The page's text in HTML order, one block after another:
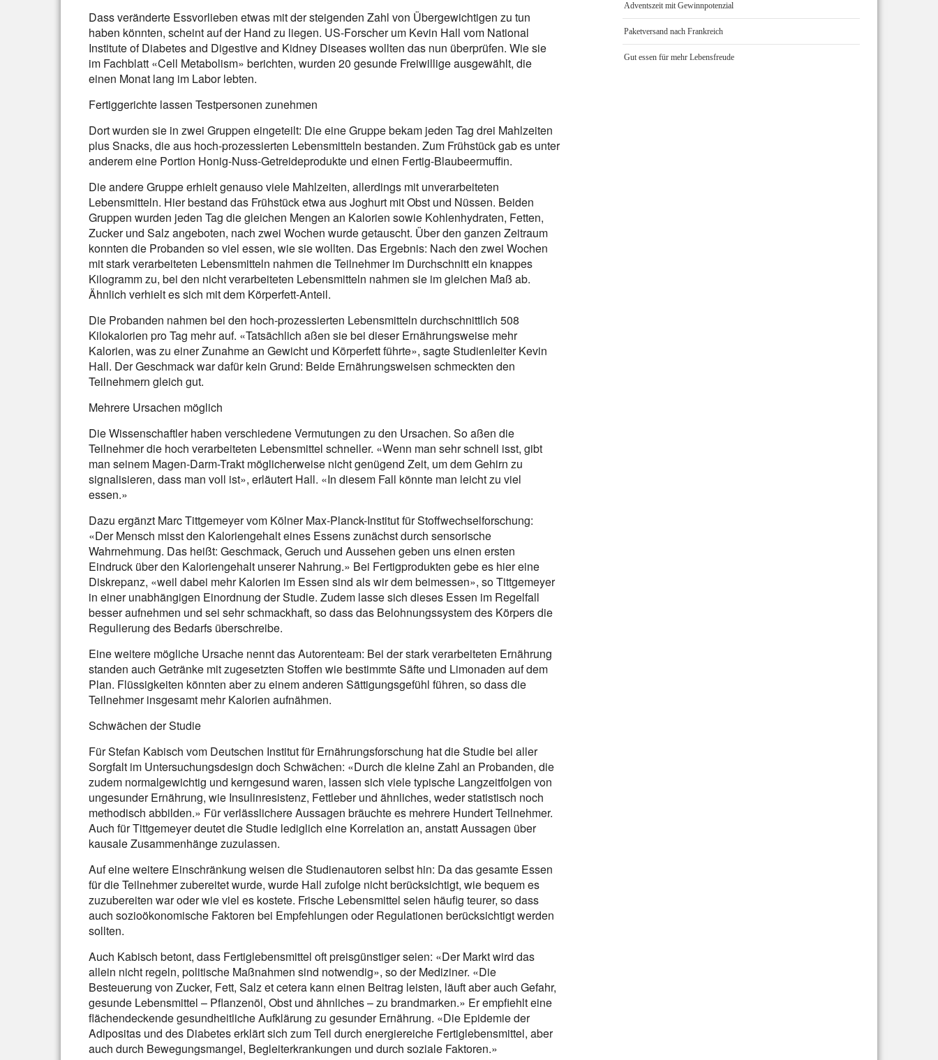
Dass veränderte Essvorlieben etwas mit der steigenden Zahl von Übergewichtigen zu tun
haben könnten, scheint auf der Hand zu liegen. US-Forscher um Kevin Hall vom National
Institute of Diabetes and Digestive and Kidney Diseases wollten das nun überprüfen. Wie sie
im Fachblatt «Cell Metabolism» berichten, wurden 20 gesunde Freiwillige ausgewählt, die
einen Monat lang im Labor lebten.
Fertiggerichte lassen Testpersonen zunehmen
Dort wurden sie in zwei Gruppen eingeteilt: Die eine Gruppe bekam jeden Tag drei Mahlzeiten
plus Snacks, die aus hoch-prozessierten Lebensmitteln bestanden. Zum Frühstück gab es unter
anderem eine Portion Honig-Nuss-Getreideprodukte und einen Fertig-Blaubeermuffin.
Die andere Gruppe erhielt genauso viele Mahlzeiten, allerdings mit unverarbeiteten
Lebensmitteln. Hier bestand das Frühstück etwa aus Joghurt mit Obst und Nüssen. Beiden
Gruppen wurden jeden Tag die gleichen Mengen an Kalorien sowie Kohlenhydraten, Fetten,
Zucker und Salz angeboten, nach zwei Wochen wurde getauscht. Über den ganzen Zeitraum
konnten die Probanden so viel essen, wie sie wollten. Das Ergebnis: Nach den zwei Wochen
mit stark verarbeiteten Lebensmitteln nahmen die Teilnehmer im Durchschnitt ein knappes
Kilogramm zu, bei den nicht verarbeiteten Lebensmitteln nahmen sie im gleichen Maß ab.
Ähnlich verhielt es sich mit dem Körperfett-Anteil.
Die Probanden nahmen bei den hoch-prozessierten Lebensmitteln durchschnittlich 508
Kilokalorien pro Tag mehr auf. «Tatsächlich aßen sie bei dieser Ernährungsweise mehr
Kalorien, was zu einer Zunahme an Gewicht und Körperfett führte», sagte Studienleiter Kevin
Hall. Der Geschmack war dafür kein Grund: Beide Ernährungsweisen schmeckten den
Teilnehmern gleich gut.
Mehrere Ursachen möglich
Die Wissenschaftler haben verschiedene Vermutungen zu den Ursachen. So aßen die
Teilnehmer die hoch verarbeiteten Lebensmittel schneller. «Wenn man sehr schnell isst, gibt
man seinem Magen-Darm-Trakt möglicherweise nicht genügend Zeit, um dem Gehirn zu
signalisieren, dass man voll ist», erläutert Hall. «In diesem Fall könnte man leicht zu viel
essen.»
Dazu ergänzt Marc Tittgemeyer vom Kölner Max-Planck-Institut für Stoffwechselforschung:
«Der Mensch misst den Kaloriengehalt eines Essens zunächst durch sensorische
Wahrnehmung. Das heißt: Geschmack, Geruch und Aussehen geben uns einen ersten
Eindruck über den Kaloriengehalt unserer Nahrung.» Bei Fertigprodukten gebe es hier eine
Diskrepanz, «weil dabei mehr Kalorien im Essen sind als wir dem beimessen», so Tittgemeyer
in einer unabhängigen Einordnung der Studie. Zudem lasse sich dieses Essen im Regelfall
besser aufnehmen und sei sehr schmackhaft, so dass das Belohnungssystem des Körpers die
Regulierung des Bedarfs überschreibe.
Eine weitere mögliche Ursache nennt das Autorenteam: Bei der stark verarbeiteten Ernährung
standen auch Getränke mit zugesetzten Stoffen wie bestimmte Säfte und Limonaden auf dem
Plan. Flüssigkeiten könnten aber zu einem anderen Sättigungsgefühl führen, so dass die
Teilnehmer insgesamt mehr Kalorien aufnähmen.
Schwächen der Studie
Für Stefan Kabisch vom Deutschen Institut für Ernährungsforschung hat die Studie bei aller
Sorgfalt im Untersuchungsdesign doch Schwächen: «Durch die kleine Zahl an Probanden, die
zudem normalgewichtig und kerngesund waren, lassen sich viele typische Langzeitfolgen von
ungesunder Ernährung, wie Insulinresistenz, Fettleber und ähnliches, weder statistisch noch
methodisch abbilden.» Für verlässlichere Aussagen bräuchte es mehrere Hundert Teilnehmer.
Auch für Tittgemeyer deutet die Studie lediglich eine Korrelation an, anstatt Aussagen über
kausale Zusammenhänge zuzulassen.
Auf eine weitere Einschränkung weisen die Studienautoren selbst hin: Da das gesamte Essen
für die Teilnehmer zubereitet wurde, wurde Hall zufolge nicht berücksichtigt, wie bequem es
zuzubereiten war oder wie viel es kostete. Frische Lebensmittel seien häufig teurer, so dass
auch sozioökonomische Faktoren bei Empfehlungen oder Regulationen berücksichtigt werden
sollten.
Auch Kabisch betont, dass Fertiglebensmittel oft preisgünstiger seien: «Der Markt wird das
allein nicht regeln, politische Maßnahmen sind notwendig», so der Mediziner. «Die
Besteuerung von Zucker, Fett, Salz et cetera kann einen Beitrag leisten, läuft aber auch Gefahr,
gesunde Lebensmittel – Pflanzenöl, Obst und ähnliches – zu brandmarken.» Er empfiehlt eine
flächendeckende gesundheitliche Aufklärung zu gesunder Ernährung. «Die Epidemie der
Adipositas und des Diabetes erklärt sich zum Teil durch energiereiche Fertiglebensmittel, aber
auch durch Bewegungsmangel, Begleiterkrankungen und durch soziale Faktoren.»
Adventszeit mit Gewinnpotenzial
Paketversand nach Frankreich
Gut essen für mehr Lebensfreude